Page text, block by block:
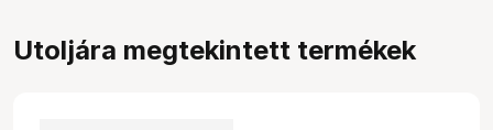
Utoljára megtekintett termékek